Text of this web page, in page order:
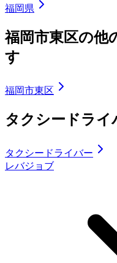
福岡県
福岡市東区の他
す
福岡市東区
タクシードライ
タクシードライバー
レバジョブ